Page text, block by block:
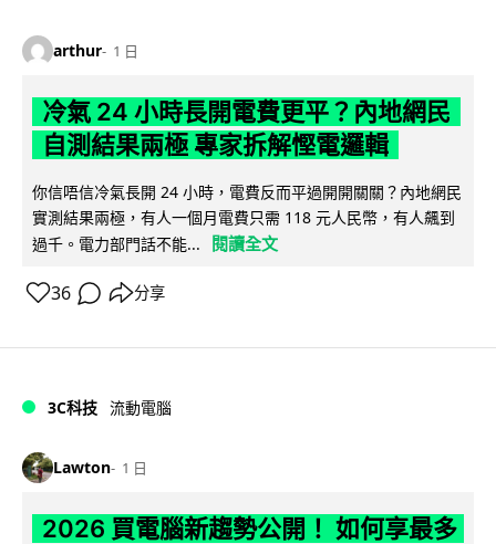
arthur 1 日
冷氣 24 小時長開電費更平？內地網民
自測結果兩極 專家拆解慳電邏輯
你信唔信冷氣長開 24 小時，電費反而平過開開關關？內地網民
實測結果兩極，有人一個月電費只需 118 元人民幣，有人飆到
過千。電力部門話不能...
閱讀全文
36 分享
3C科技 流動電腦
Lawton 1 日
2026 買電腦新趨勢公開！ 如何享最多